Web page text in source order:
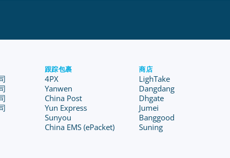
跟踪包裹
4PX
Yanwen
China Post
Yun Express
Sunyou
China EMS (ePacket)
商店
LighTake
Dangdang
Dhgate
Jumei
Banggood
Suning